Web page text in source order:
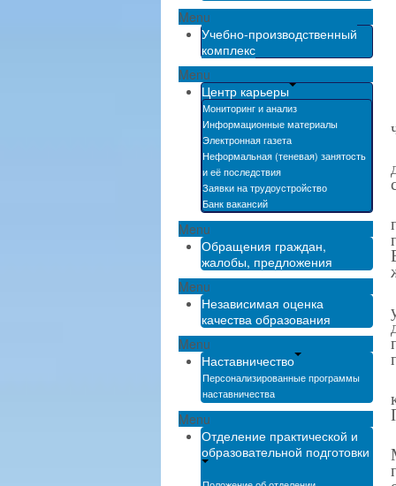
Menu
Учебно-производственный
комплекс
Menu
Центр карьеры
Мониторинг и анализ
Информационные материалы
Электронная газета
Неформальная (теневая) занятость
и её последствия
Заявки на трудоустройство
Банк вакансий
Menu
Обращения граждан,
жалобы, предложения
Menu
Независимая оценка
качества образования
Menu
Наставничество
Персонализированные программы
наставничества
Menu
Отделение практической и
образовательной подготовки